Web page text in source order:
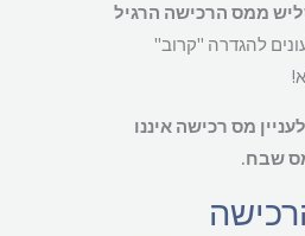
ממס הרכישה הרגיל
להגדרה "קרוב"
מס רכישה איננו
שבח.